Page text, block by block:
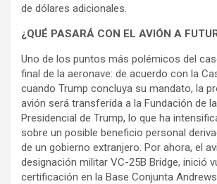
de dólares adicionales.
¿QUÉ PASARÁ CON EL AVIÓN A
Uno de los puntos más polémicos del
final de la aeronave: de acuerdo con la
cuando Trump concluya su mandato, la
avión será transferida a la Fundación de
Presidencial de Trump, lo que ha
sobre un posible beneficio personal
de un gobierno extranjero. Por ahora, el
designación militar VC-25B Bridge, inició
certificación en la Base Conjunta